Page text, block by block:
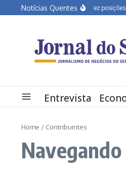
Ir para o conteúdo
Notícias Quentes
Pernambuco salta dez posições e
Entrevista
Home / Contribuintes